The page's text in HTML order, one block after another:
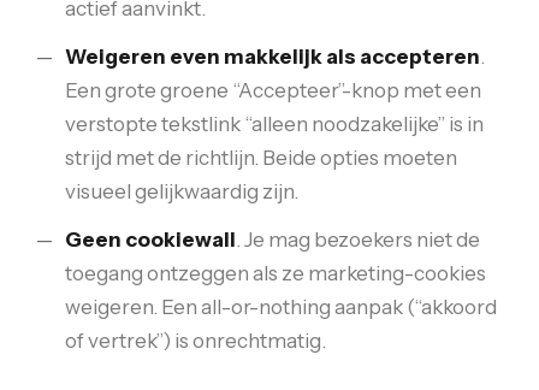
actief aanvinkt.
Weigeren even makkelijk als accepteren.
Een grote groene “Accepteer”-knop met een
verstopte tekstlink “alleen noodzakelijke” is in
strijd met de richtlijn. Beide opties moeten
visueel gelijkwaardig zijn.
Geen cookiewall. Je mag bezoekers niet de
toegang ontzeggen als ze marketing-cookies
weigeren. Een all-or-nothing aanpak (“akkoord
of vertrek”) is onrechtmatig.